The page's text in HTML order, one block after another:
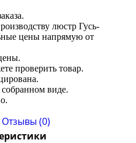
люстр Гусь-
цены напрямую от
проверить товар.
виде.
Отзывы (0)